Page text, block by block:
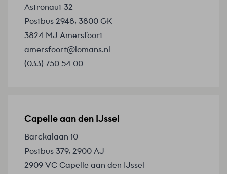
Astronaut 32
Postbus 2948, 3800 GK
3824 MJ Amersfoort
amersfoort@lomans.nl
(033) 750 54 00
Capelle aan den IJssel
Barckalaan 10
Postbus 379, 2900 AJ
2909 VC Capelle aan den IJssel